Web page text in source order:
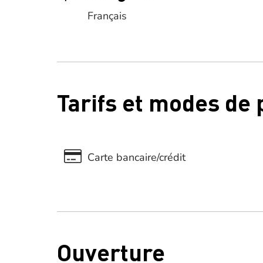
Français
Tarifs et modes de
Carte bancaire/crédit
Ouverture